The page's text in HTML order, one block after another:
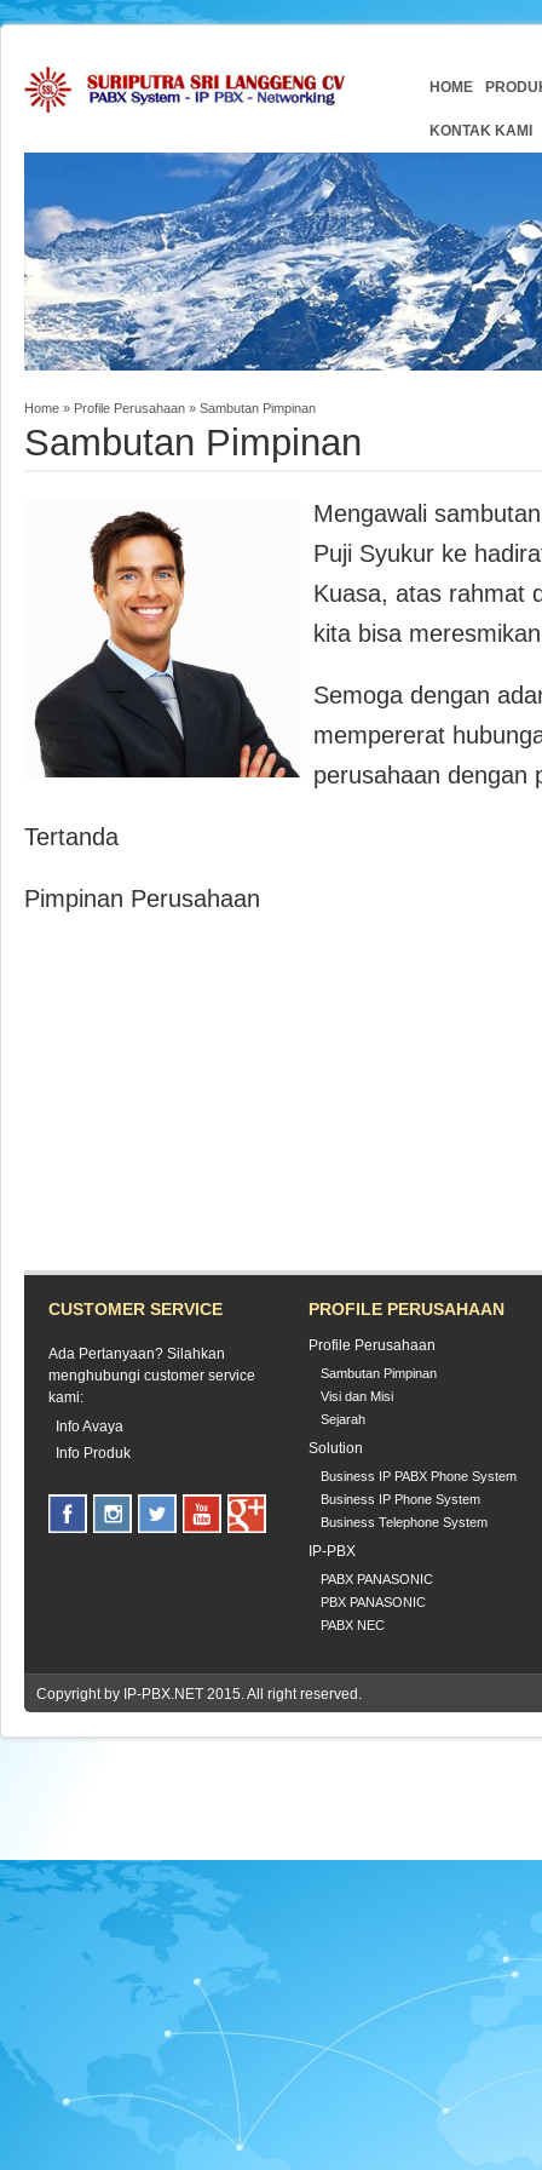
HOME
KONTAK KAMI
Home » Profile Perusahaan » Sambutan Pimpinan
Sambutan Pimpinan
Mengawali
Puji Syukur ke
Kuasa, atas rahmat
kita bisa
Semoga dengan
mempererat
perusahaan dengan
Tertanda
Pimpinan Perusahaan
CUSTOMER SERVICE
Ada Pertanyaan? Silahkan
menghubungi customer service
kami:
Info Avaya
Info Produk
PROFILE PERUSAHAAN
Profile Perusahaan
Sambutan Pimpinan
Visi dan Misi
Sejarah
Solution
Business IP PABX Phone System
Business IP Phone System
Business Telephone System
IP-PBX
PABX PANASONIC
PBX PANASONIC
PABX NEC
Copyright by IP-PBX.NET 2015. All right reserved.